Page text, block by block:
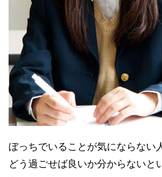
ぼっちでいることが気にならない
どう過ごせば良いか分からないと